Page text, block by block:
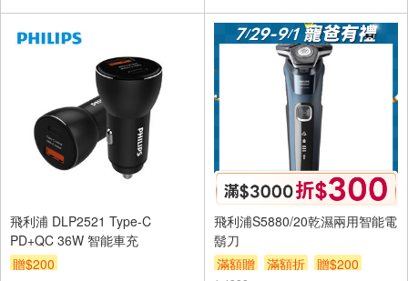
飛利浦 DLP2521 Type-C
PD+QC 36W 智能車充
贈$200
飛利浦S5880/20乾濕兩用智能電
鬍刀
滿額贈
滿額折 贈$200